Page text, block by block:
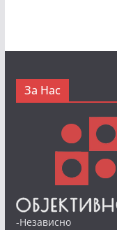
За Нас
-Независно